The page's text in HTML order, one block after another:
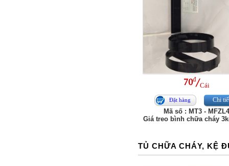
70đ/Cái
Đặt hàng Chi
Mã số : MT3 -
Giá treo bình chữa cháy
TỦ CHỮA CHÁY, KỆ